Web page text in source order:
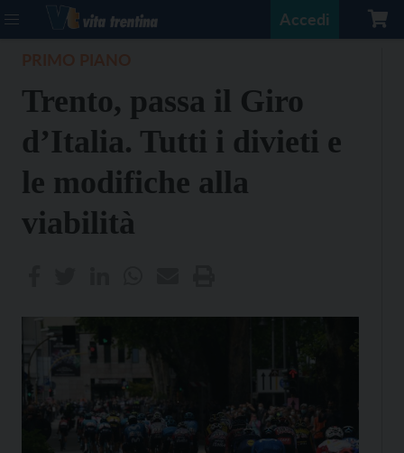
Accedi
Trento, passa il Giro
d’Italia. Tutti i divieti e
le modifiche alla
viabilità